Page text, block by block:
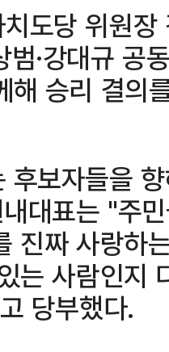
도당 위원
범·강대규
해 승리 결의
후보자들을
대표는 "주
진짜 사랑하
는 사람인지
당부했다.